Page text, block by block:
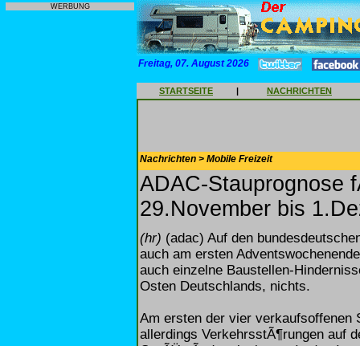
WERBUNG
Freitag, 07. August 2026
STARTSEITE | NACHRICHTEN
Nachrichten > Mobile Freizeit
ADAC-Stauprognose
29.November bis
(hr) (adac) Auf den
auch am ersten
auch einzelne Baustellen-
Osten Deutschlands, nichts.
Am ersten der vier verkaufsoffenen
allerdings VerkehrsstÃ¶rungen auf